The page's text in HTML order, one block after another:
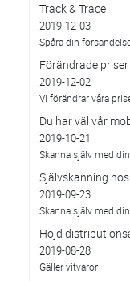
Track & Trace
2019-12-03
Spåra din
Förändrade
2019-12-02
Vi förändrar våra
Du har väl vår
2019-10-21
Skanna själv med
Självskanning
2019-09-23
Skanna själv med
Höjd
2019-08-28
Gäller vitvaror